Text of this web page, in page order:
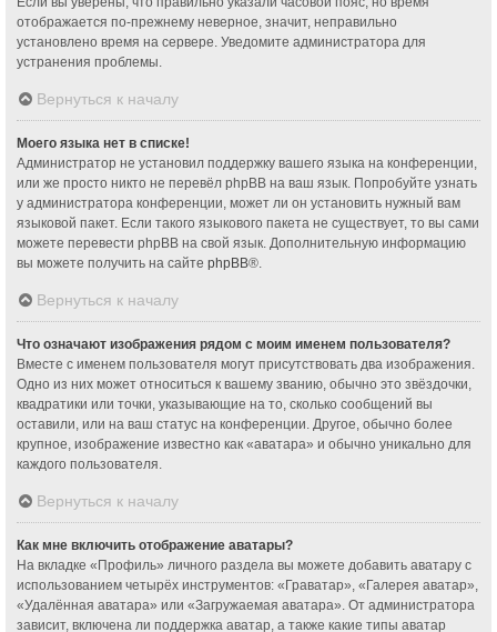
отображается по-прежнему неверное, значит, неправильно
установлено время на сервере. Уведомите администратора для
устранения проблемы.
Вернуться к началу
Моего языка нет в списке!
Администратор не установил поддержку вашего языка на конференции,
или же просто никто не перевёл phpBB на ваш язык. Попробуйте узнать
у администратора конференции, может ли он установить нужный вам
языковой пакет. Если такого языкового пакета не существует, то вы сами
можете перевести phpBB на свой язык. Дополнительную информацию
вы можете получить на сайте phpBB®.
Вернуться к началу
Что означают изображения рядом с моим именем пользователя?
Вместе с именем пользователя могут присутствовать два изображения.
Одно из них может относиться к вашему званию, обычно это звёздочки,
квадратики или точки, указывающие на то, сколько сообщений вы
оставили, или на ваш статус на конференции. Другое, обычно более
крупное, изображение известно как «аватара» и обычно уникально для
каждого пользователя.
Вернуться к началу
Как мне включить отображение аватары?
На вкладке «Профиль» личного раздела вы можете добавить аватару с
использованием четырёх инструментов: «Граватар», «Галерея аватар»,
«Удалённая аватара» или «Загружаемая аватара». От администратора
зависит, включена ли поддержка аватар, а также какие типы аватар